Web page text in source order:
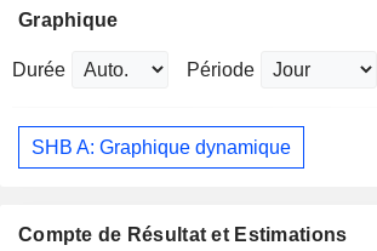
Graphique
Durée Période
SHB A: Graphique dynamique
Compte de Résultat et Estimations